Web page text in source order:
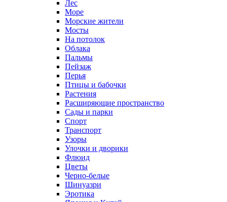
Лес
Море
Морские жители
Мосты
На потолок
Облака
Пальмы
Пейзаж
Перья
Птицы и бабочки
Растения
Расширяющие пространство
Сады и парки
Спорт
Транспорт
Узоры
Улочки и дворики
Флюид
Цветы
Черно-белые
Шинуазри
Эротика